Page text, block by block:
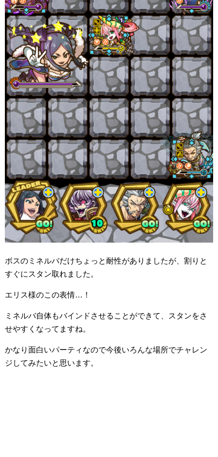
ボスのミネルバだけちょっと耐性がありましたが、割りと
すぐにスタン取れました。
エリス様のこの表情…！
ミネルバ自体もバインドさせることができて、スタンをさ
せやすくなってますね。
かなり面白いパーティなので今後いろんな場所でチャレン
ジしてみたいと思います。